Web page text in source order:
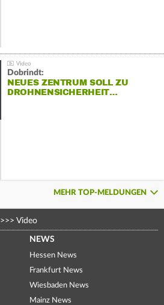
Dobrindt:
NEUES ZENTRUM SOLL ZU
DROHNENSICHERHEIT…
MEHR TOP-MELDUNGEN
>>> Video
NEWS
Hessen News
Frankfurt News
Wiesbaden News
Mainz News